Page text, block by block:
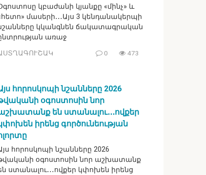
կբաժանի կյանքը «մինչ» և
մասերի․․․Այս 3 կենդանակերպի
կկանգնեն ճակատագրական
առաջ
0 473
հորոսկոպի նշանները 2026
օգոստոսին նոր
են ստանալու․․․ովքեր
իրենց գործունեության
հորոսկոպի նշանները 2026
օգոստոսին նոր աշխատանք
ստանալու․․․ովքեր կփոխեն իրենց